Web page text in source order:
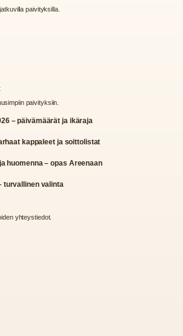
paivityksilla.
paivityksiin.
– päivämäärät ja ikäraja
kappaleet ja soittolistat
huomenna – opas Areenaan
turvallinen valinta
yhteystiedot.